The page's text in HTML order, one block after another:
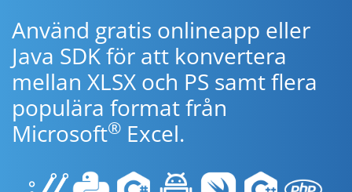
Använd gratis onlineapp eller
Java SDK för att konvertera
mellan XLSX och PS samt flera
populära format från
Microsoft® Excel.